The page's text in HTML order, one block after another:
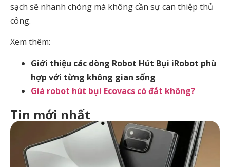
sạch sẽ nhanh chóng mà không cần sự can thiệp thủ
công.
Xem thêm:
Giới thiệu các dòng Robot Hút Bụi iRobot phù
hợp với từng không gian sống
Giá robot hút bụi Ecovacs có đắt không?
Tin mới nhất